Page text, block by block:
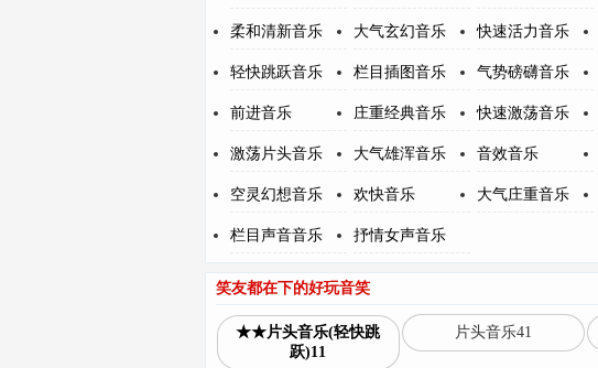
柔和清新音乐 大气玄幻音乐 快速活力音乐
轻快跳跃音乐 栏目插图音乐 气势磅礴音乐
前进音乐 庄重经典音乐 快速激荡音乐
激荡片头音乐 大气雄浑音乐 音效音乐
空灵幻想音乐 欢快音乐 大气庄重音乐
栏目声音音乐 抒情女声音乐
笑友都在下的好玩音笑
★★片头音乐(轻快跳
跃)11
片头音乐41